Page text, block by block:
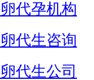
代孕机构
代生咨询
代生公司